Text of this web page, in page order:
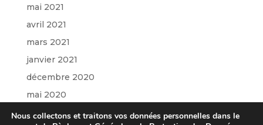
mai 2021
avril 2021
mars 2021
janvier 2021
décembre 2020
mai 2020
mars 2020
Nous collectons et traitons vos données personnelles dans le